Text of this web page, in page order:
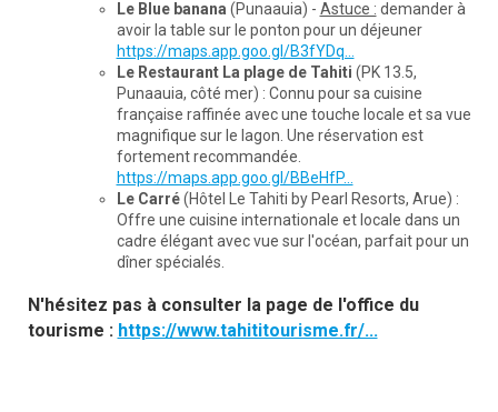
Le Blue banana (Punaauia) - Astuce : demander à
avoir la table sur le ponton pour un déjeuner
https://maps.app.goo.gl/B3fYDq...
Le Restaurant La plage de Tahiti (PK 13.5,
Punaauia, côté mer) : Connu pour sa cuisine
française raffinée avec une touche locale et sa vue
magnifique sur le lagon. Une réservation est
fortement recommandée.
https://maps.app.goo.gl/BBeHfP...
Le Carré(Hôtel Le Tahiti by Pearl Resorts, Arue) :
Offre une cuisine internationale et locale dans un
cadre élégant avec vue sur l'océan, parfait pour un
dîner spécialés.
N'hésitez pas à consulter la page de l'office du
tourisme : https://www.tahititourisme.fr/...